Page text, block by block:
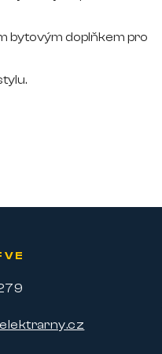
bytovým doplňkem pro